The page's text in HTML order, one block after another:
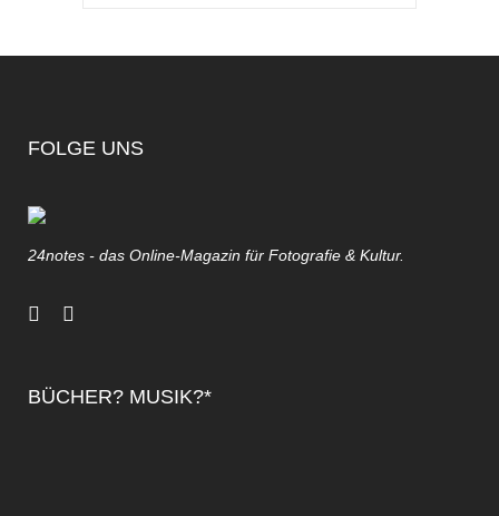
FOLGE UNS
24notes - das Online-Magazin für Fotografie & Kultur.
BÜCHER? MUSIK?*